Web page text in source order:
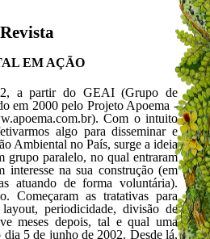
EM AÇÃO
a partir do GEAI (Grupo de
em 2000 pelo Projeto Apoema -
Com o intuito
algo para disseminar e
Ambiental no País, surge a ideia
grupo paralelo, no qual entraram
interesse na sua construção (em
atuando de forma voluntária).
Começaram as tratativas para
periodicidade, divisão de
meses depois, tal e qual uma
dia 5 de junho de 2002. Desde lá,